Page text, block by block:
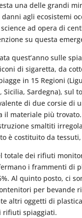
una delle grandi
agli ecosistemi
ad opera di
su questa
quest’anno sulle
di sigaretta, da
in 15 Regioni
Sicilia, Sardegna),
di due corsie
il materiale più
smaltiti
è costituito da
totale dei rifiuti
i frammenti di
Al quinto posto, ci
per bevande
altri oggetti di
rifiuti spiaggiati.